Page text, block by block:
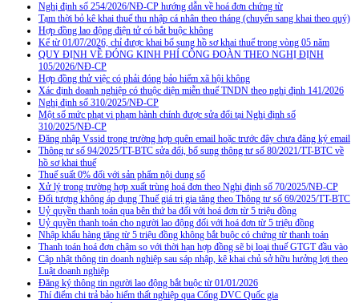
Nghị định số 254/2026/NĐ-CP hướng dẫn về hoá đơn chứng từ
Tạm thời bỏ kê khai thuế thu nhập cá nhân theo tháng (chuyển sang khai theo quý)
Hợp đồng lao động điện tử có bắt buộc không
Kể từ 01/07/2026, chỉ được khai bổ sung hồ sơ khai thuế trong vòng 05 năm
QUY ĐỊNH VỀ ĐÓNG KINH PHÍ CÔNG ĐOÀN THEO NGHỊ ĐỊNH
105/2026/NĐ-CP
Hợp đồng thử việc có phải đóng bảo hiểm xã hội không
Xác định doanh nghiệp có thuộc diện miễn thuế TNDN theo nghị định 141/2026
Nghị định số 310/2025/NĐ-CP
Một số mức phạt vi phạm hành chính được sửa đổi tại Nghị định số
310/2025/NĐ-CP
Đăng nhập Vssid trong trường hợp quên email hoặc trước đây chưa đăng ký email
Thông tư số 94/2025/TT-BTC sửa đổi, bổ sung thông tư số 80/2021/TT-BTC về
hồ sơ khai thuế
Thuế suất 0% đối với sản phẩm nội dung số
Xử lý trong trường hợp xuất trùng hoá đơn theo Nghị định số 70/2025/NĐ-CP
Đối tượng không áp dụng Thuế giá trị gia tăng theo Thông tư số 69/2025/TT-BTC
Uỷ quyền thanh toán qua bên thứ ba đối với hoá đơn từ 5 triệu đồng
Uỷ quyền thanh toán cho người lao động đối với hoá đơn từ 5 triệu đồng
Nhập khẩu hàng tặng từ 5 triệu đồng không bắt buộc có chứng từ thanh toán
Thanh toán hoá đơn chậm so với thời hạn hợp đồng sẽ bị loại thuế GTGT đầu vào
Cập nhật thông tin doanh nghiệp sau sáp nhập, kê khai chủ sở hữu hưởng lợi theo
Luật doanh nghiệp
Đăng ký thông tin người lao động bắt buộc từ 01/01/2026
Thí điểm chi trả bảo hiểm thất nghiệp qua Cổng DVC Quốc gia